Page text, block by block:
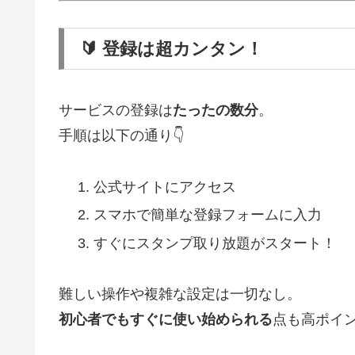
🔰 登録は超カンタン！
サービスの登録はたったの数分。
手順は以下の通り👇
公式サイトにアクセス
スマホで簡単な登録フォームに入力
すぐにスタンプ取り放題がスタート！
難しい操作や複雑な設定は一切なし。
初心者でもすぐに使い始められる点も高ポイ